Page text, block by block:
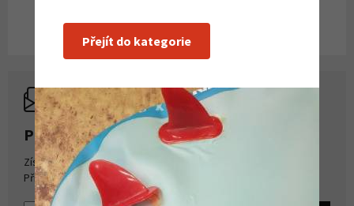
PŘIHLASTE SE K ODBĚRU NOVINEK
Získejte přehled o novinkách a akcích na našem e-shopu.
Přihlašte se k odběru novinek.
Přejít do kategorie